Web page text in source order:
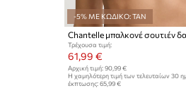
-5% ΜΕ ΚΩΔΙΚΟ: TAN
Chantelle μπαλκονέ σουτιέν
Τρέχουσα τιμή:
61,99 €
Αρχική τιμή: 90,99 €
Η χαμηλότερη τιμή των τελευταίων 30
έκπτωσης: 65,99 €